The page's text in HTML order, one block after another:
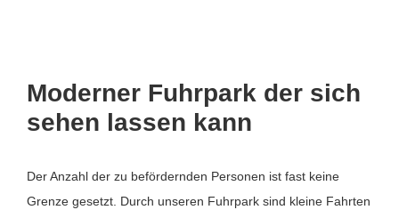
Moderner Fuhrpark der sich
sehen lassen kann
Der Anzahl der zu befördernden Personen ist fast keine
Grenze gesetzt. Durch unseren Fuhrpark sind kleine Fahrten